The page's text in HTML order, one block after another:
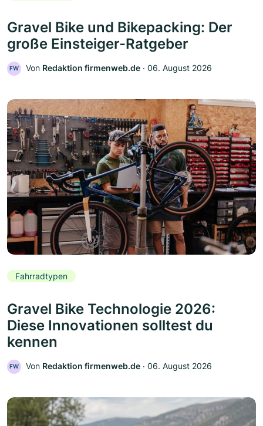
Gravel Bike und Bikepacking: Der
große Einsteiger-Ratgeber
FW Von Redaktion firmenweb.de ‧ 06. August 2026
Fahrradtypen
Gravel Bike Technologie 2026:
Diese Innovationen solltest du
kennen
FW Von Redaktion firmenweb.de ‧ 06. August 2026